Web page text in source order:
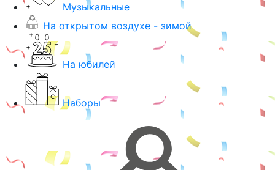
Музыкальные
На открытом воздухе - зимой
На юбилей
Наборы